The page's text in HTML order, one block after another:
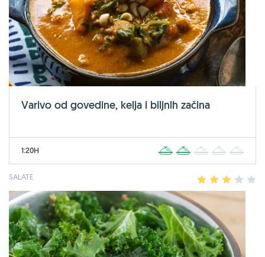
Varivo od govedine, kelja i biljnih začina
1:20H 2 3 4
SALATE 2 3 4